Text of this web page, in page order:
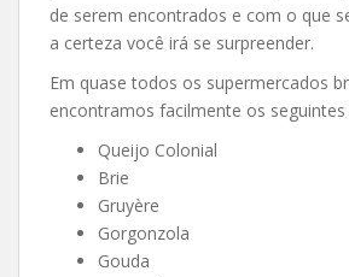
de serem encontrados e com o que
a certeza você irá se surpreender.
Em quase todos os supermercados
encontramos facilmente os
Queijo Colonial
Brie
Gruyère
Gorgonzola
Gouda